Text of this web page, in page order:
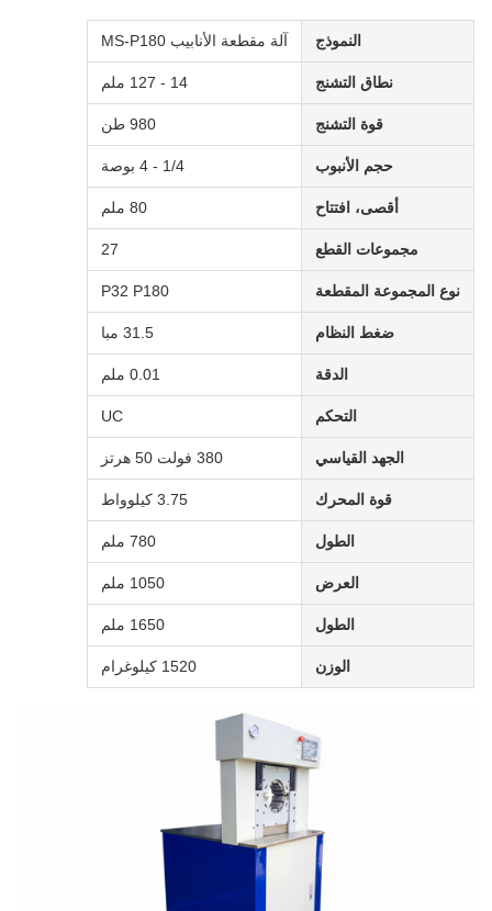
النموذج آلة مقطعة الأنابيب MS-P180
نطاق التشنج 14 - 127 ملم
قوة التشنج 980 طن
حجم الأنبوب 1/4 - 4 بوصة
أقصى، افتتاح 80 ملم
مجموعات القطع 27
نوع المجموعة المقطعة P32 P180
ضغط النظام 31.5 مبا
الدقة 0.01 ملم
التحكم UC
الجهد القياسي 380 فولت 50 هرتز
قوة المحرك 3.75 كيلوواط
الطول 780 ملم
العرض 1050 ملم
الطول 1650 ملم
الوزن 1520 كيلوغرام